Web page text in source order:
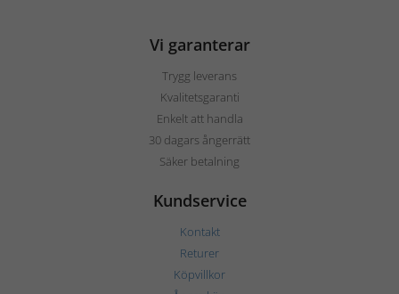
Vi garanterar
Trygg leverans
Kvalitetsgaranti
Enkelt att handla
30 dagars ångerrätt
Säker betalning
Kundservice
Kontakt
Returer
Köpvillkor